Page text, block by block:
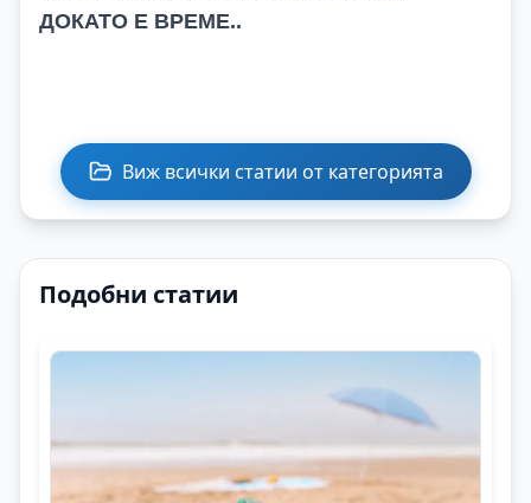
ДОКАТО Е ВРЕМЕ..
Виж всички статии от категорията
Подобни статии